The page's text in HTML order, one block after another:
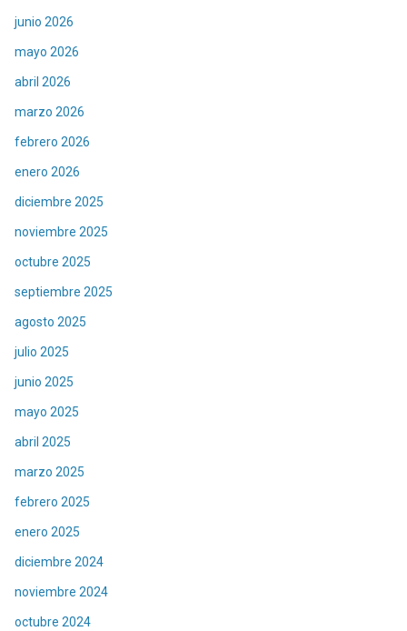
junio 2026
mayo 2026
abril 2026
marzo 2026
febrero 2026
enero 2026
diciembre 2025
noviembre 2025
octubre 2025
septiembre 2025
agosto 2025
julio 2025
junio 2025
mayo 2025
abril 2025
marzo 2025
febrero 2025
enero 2025
diciembre 2024
noviembre 2024
octubre 2024